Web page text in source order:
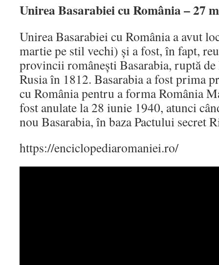
Unirea Basarabiei cu România – 27
Unirea Basarabiei cu România a avut
martie pe stil vechi) și a fost, în fapt,
provincii românești Basarabia, ruptă
Rusia în 1812. Basarabia a fost prima
cu România pentru a forma România
fost anulate la 28 iunie 1940, atunci
nou Basarabia, în baza Pactului secret
https://enciclopediaromaniei.ro/